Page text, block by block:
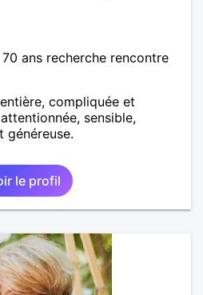
ans recherche rencontre
compliquée et
sensible,
généreuse.
le profil